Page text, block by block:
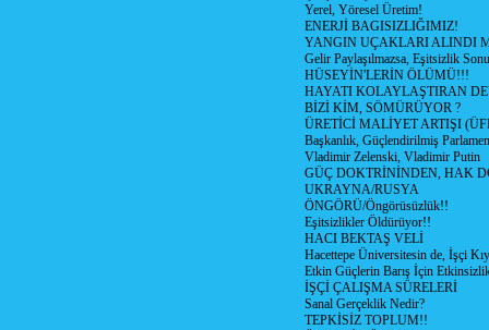
Yerel, Yöresel Üretim!
ENERJİ BAGISIZLIĞIMIZ!
YANGIN UÇAKLARI ALINDI
Gelir Paylaşılmazsa, Eşitsizlik
HÜSEYİN'LERİN ÖLÜMÜ!!!
HAYATI KOLAYLAŞTIRAN
BİZİ KİM, SÖMÜRÜYOR ?
ÜRETİCİ MALİYET ARTIŞI
Başkanlık, Güçlendirilmiş
Vladimir Zelenski, Vladimir Putin
GÜÇ DOKTRİNİNDEN, HAK
UKRAYNA/RUSYA
ÖNGÖRÜ/Öngörüsüzlük!!
Eşitsizlikler Öldürüyor!!
HACI BEKTAŞ VELİ
Hacettepe Üniversitesin de, İşçi
Etkin Güçlerin Barış İçin
İŞÇİ ÇALIŞMA SÜRELERİ
Sanal Gerçeklik Nedir?
TEPKİSİZ TOPLUM!!